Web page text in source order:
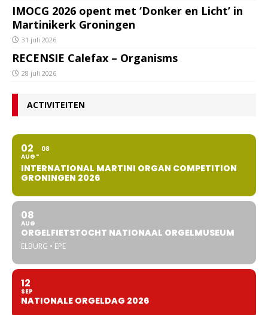
IMOCG 2026 opent met ‘Donker en Licht’ in
Martinikerk Groningen
31 juli 2026
RECENSIE Calefax – Organisms
28 juli 2026
ACTIVITEITEN
02
AUG
08
INTERNATIONAL MARTINI ORGAN COMPETITION
GRONINGEN 2026
08
AUG
ORGELFIETSTOCHT NATIONAAL ORGELMUSEUM
ELBURG • EPE
12
SEP
NATIONALE ORGELDAG 2026